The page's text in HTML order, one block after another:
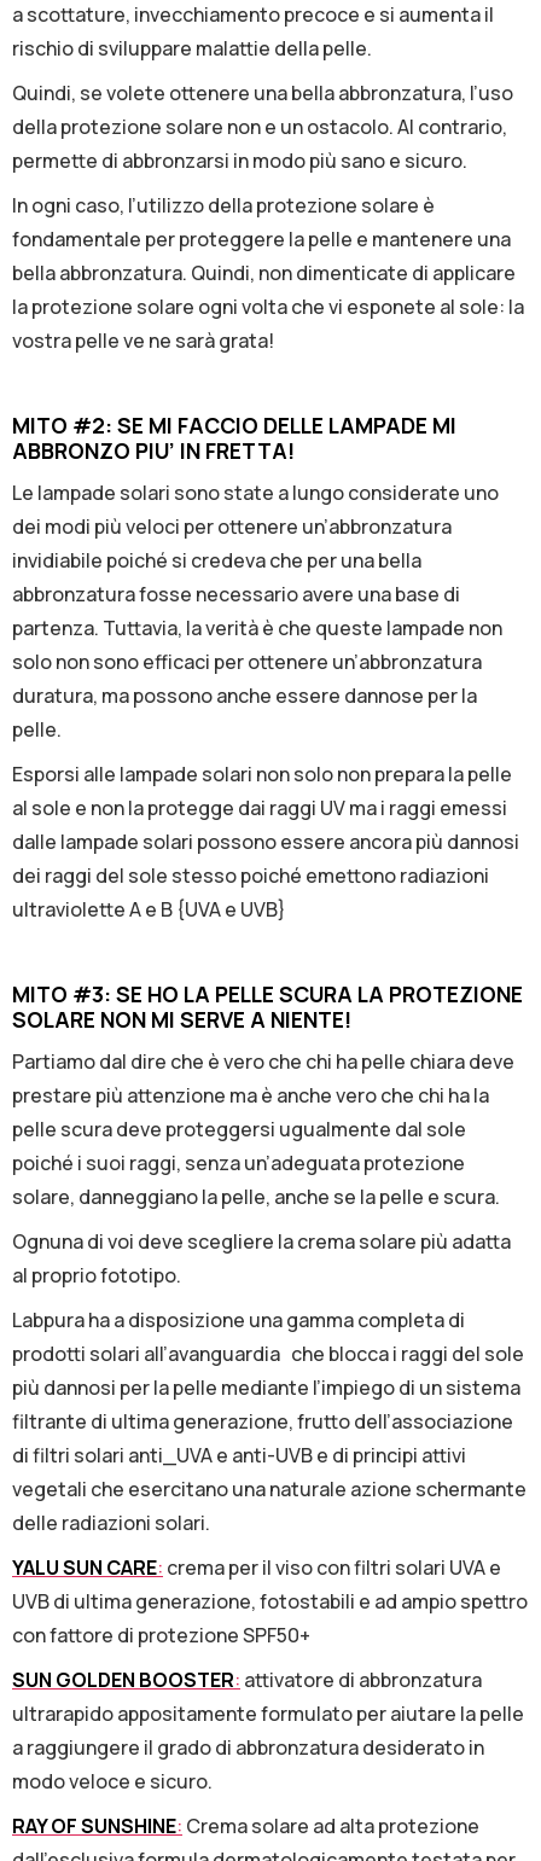
a scottature, invecchiamento precoce e si aumenta il
rischio di sviluppare malattie della pelle.
Quindi, se volete ottenere una bella abbronzatura, l’uso
della protezione solare non e un ostacolo. Al contrario,
permette di abbronzarsi in modo più sano e sicuro.
ln ogni caso, l’utilizzo della protezione solare è
fondamentale per proteggere la pelle e mantenere una
bella abbronzatura. Quindi, non dimenticate di applicare
la protezione solare ogni volta che vi esponete al sole: la
vostra pelle ve ne sarà grata!
MITO #2: SE Ml FACCIO DELLE LAMPADE MI
ABBRONZO PIU’ IN FRETTA!
Le lampade solari sono state a lungo considerate uno
dei modi più veloci per ottenere un’abbronzatura
invidiabile poiché si credeva che per una bella
abbronzatura fosse necessario avere una base di
partenza. Tuttavia, la verità è che queste lampade non
solo non sono efficaci per ottenere un’abbronzatura
duratura, ma possono anche essere dannose per la
pelle.
Esporsi alle lampade solari non solo non prepara la pelle
al sole e non la protegge dai raggi UV ma i raggi emessi
dalle lampade solari possono essere ancora più dannosi
dei raggi del sole stesso poiché emettono radiazioni
ultraviolette A e B {UVA e UVB}
MITO #3: SE HO LA PELLE SCURA LA PROTEZIONE
SOLARE NON MI SERVE A NIENTE!
Partiamo dal dire che è vero che chi ha pelle chiara deve
prestare più attenzione ma è anche vero che chi ha la
pelle scura deve proteggersi ugualmente dal sole
poiché i suoi raggi, senza un’adeguata protezione
solare, danneggiano la pelle, anche se la pelle e scura.
Ognuna di voi deve scegliere la crema solare più adatta
al proprio fototipo.
Labpura ha a disposizione una gamma completa di
prodotti solari all’avanguardia che blocca i raggi del sole
più dannosi per la pelle mediante l’impiego di un sistema
filtrante di ultima generazione, frutto dell’associazione
di filtri solari anti_UVA e anti-UVB e di principi attivi
vegetali che esercitano una naturale azione schermante
delle radiazioni solari.
YALU SUN CARE: crema per il viso con filtri solari UVA e
UVB di ultima generazione, fotostabili e ad ampio spettro
con fattore di protezione SPF50+
SUN GOLDEN BOOSTER: attivatore di abbronzatura
ultrarapido appositamente formulato per aiutare la pelle
a raggiungere il grado di abbronzatura desiderato in
modo veloce e sicuro.
RAY OF SUNSHINE: Crema solare ad alta protezione